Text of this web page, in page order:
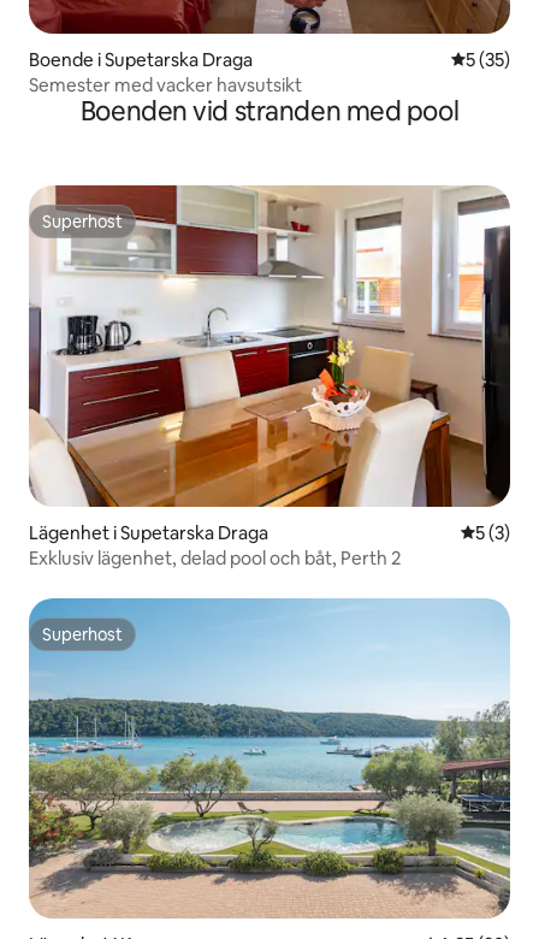
Boende i Supetarska Draga 5 av 5 i
5 (35)
Semester med vacker havsutsikt
Boenden vid stranden med pool
Superhost
Superhost
Lägenhet i Supetarska Draga 5 av 5 i
5 (3)
Exklusiv lägenhet, delad pool och båt, Perth 2
Superhost
Superhost